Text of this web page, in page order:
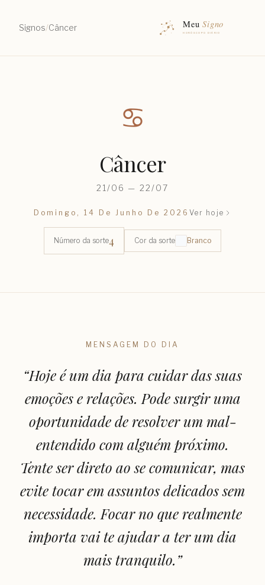
Signos/Câncer
♋︎
Câncer
21/06 — 22/07
Domingo, 14 De Junho De 2026Ver hoje
Número da sorte4 Cor da sorte Branco
MENSAGEM DO DIA
“Hoje é um dia para cuidar das suas
emoções e relações. Pode surgir uma
oportunidade de resolver um mal-
entendido com alguém próximo.
Tente ser direto ao se comunicar, mas
evite tocar em assuntos delicados sem
necessidade. Focar no que realmente
importa vai te ajudar a ter um dia
mais tranquilo.”